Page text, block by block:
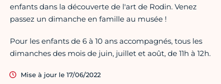
enfants dans la découverte de l'art de Rodin. Venez
passez un dimanche en famille au musée !
Pour les enfants de 6 à 10 ans accompagnés, tous les
dimanches des mois de juin, juillet et août, de 11h à 12h.
Mise à jour le 17/06/2022